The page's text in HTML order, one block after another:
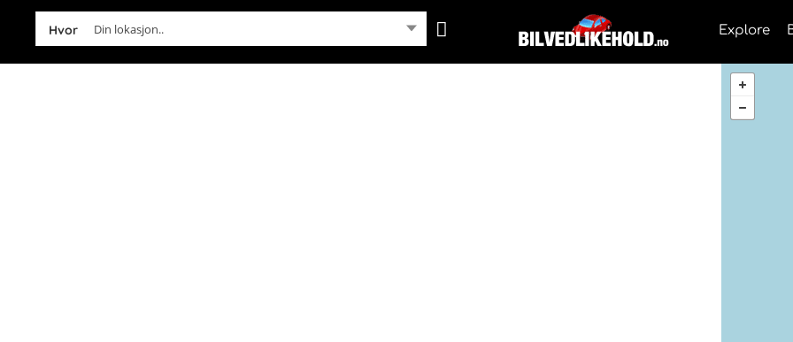
Hvor Din lokasjon.. Explore